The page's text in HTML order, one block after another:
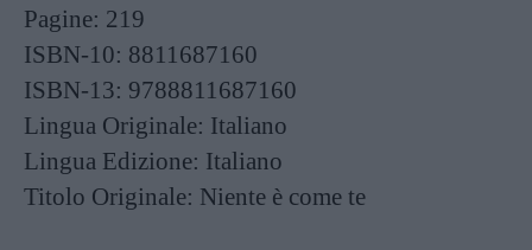
Pagine: 219
ISBN-10: 8811687160
ISBN-13: 9788811687160
Lingua Originale: Italiano
Lingua Edizione: Italiano
Titolo Originale: Niente è come te